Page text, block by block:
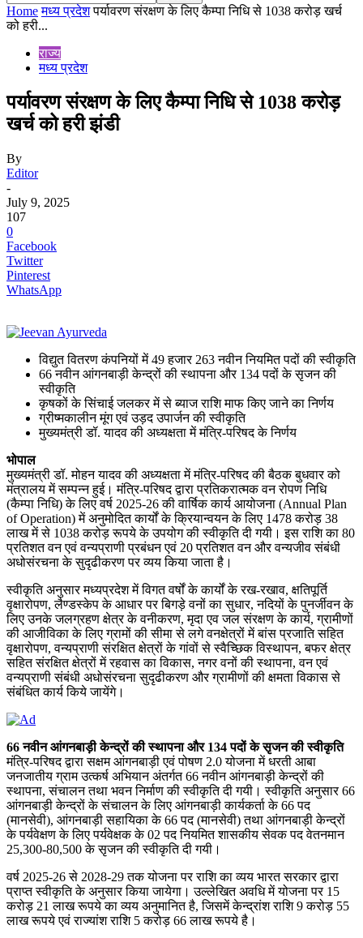
Home मध्य प्रदेश पर्यावरण संरक्षण के लिए कैम्पा निधि से 1038 करोड़ खर्च
को हरी...
राज्य
मध्य प्रदेश
पर्यावरण संरक्षण के लिए कैम्पा निधि से 1038 करोड़
खर्च को हरी झंडी
By
Editor
-
July 9, 2025
107
0
Facebook
Twitter
Pinterest
WhatsApp
विद्युत वितरण कंपनियों में 49 हजार 263 नवीन नियमित पदों की स्वीकृति
66 नवीन आंगनबाड़ी केन्द्रों की स्थापना और 134 पदों के सृजन की
स्वीकृति
कृषकों के सिंचाई जलकर में से ब्याज राशि माफ किए जाने का निर्णय
ग्रीष्मकालीन मूंग एवं उड़द उपार्जन की स्वीकृति
मुख्यमंत्री डॉ. यादव की अध्यक्षता में मंत्रि-परिषद के निर्णय
भोपाल
मुख्यमंत्री डॉ. मोहन यादव की अध्यक्षता में मंत्रि-परिषद की बैठक बुधवार को
मंत्रालय में सम्पन्न हुई। मंत्रि-परिषद द्वारा प्रतिकरात्मक वन रोपण निधि
(कैम्पा निधि) के लिए वर्ष 2025-26 की वार्षिक कार्य आयोजना (Annual Plan
of Operation) में अनुमोदित कार्यों के क्रियान्वयन के लिए 1478 करोड़ 38
लाख में से 1038 करोड़ रूपये के उपयोग की स्वीकृति दी गयी। इस राशि का 80
प्रतिशत वन एवं वन्यप्राणी प्रबंधन एवं 20 प्रतिशत वन और वन्यजीव संबंधी
अधोसंरचना के सुदृढीकरण पर व्यय किया जाता है।
स्वीकृति अनुसार मध्यप्रदेश में विगत वर्षों के कार्यों के रख-रखाव, क्षतिपूर्ति
वृक्षारोपण, लैण्डस्केप के आधार पर बिगड़े वनों का सुधार, नदियों के पुनर्जीवन के
लिए उनके जलग्रहण क्षेत्र के वनीकरण, मृदा एव जल संरक्षण के कार्य, ग्रामीणों
की आजीविका के लिए ग्रामों की सीमा से लगे वनक्षेत्रों में बांस प्रजाति सहित
वृक्षारोपण, वन्यप्राणी संरक्षित क्षेत्रों के गांवों से स्वैच्छिक विस्थापन, बफर क्षेत्र
सहित संरक्षित क्षेत्रों में रहवास का विकास, नगर वनों की स्थापना, वन एवं
वन्यप्राणी संबंधी अधोसंरचना सुदृढीकरण और ग्रामीणों की क्षमता विकास से
संबंधित कार्य किये जायेंगे।
66 नवीन आंगनबाड़ी केन्द्रों की स्थापना और 134 पदों के सृजन की स्वीकृति
मंत्रि-परिषद द्वारा सक्षम आंगनबाड़ी एवं पोषण 2.0 योजना में धरती आबा
जनजातीय ग्राम उत्कर्ष अभियान अंतर्गत 66 नवीन आंगनबाड़ी केन्द्रों की
स्थापना, संचालन तथा भवन निर्माण की स्वीकृति दी गयी। स्वीकृति अनुसार 66
आंगनबाड़ी केन्द्रों के संचालन के लिए आंगनबाड़ी कार्यकर्ता के 66 पद
(मानसेवी), आंगनबाड़ी सहायिका के 66 पद (मानसेवी) तथा आंगनबाड़ी केन्द्रों
के पर्यवेक्षण के लिए पर्यवेक्षक के 02 पद नियमित शासकीय सेवक पद वेतनमान
25,300-80,500 के सृजन की स्वीकृति दी गयी।
वर्ष 2025-26 से 2028-29 तक योजना पर राशि का व्यय भारत सरकार द्वारा
प्राप्त स्वीकृति के अनुसार किया जायेगा। उल्लेखित अवधि में योजना पर 15
करोड़ 21 लाख रूपये का व्यय अनुमानित है, जिसमें केन्द्रांश राशि 9 करोड़ 55
लाख रूपये एवं राज्यांश राशि 5 करोड़ 66 लाख रूपये है।